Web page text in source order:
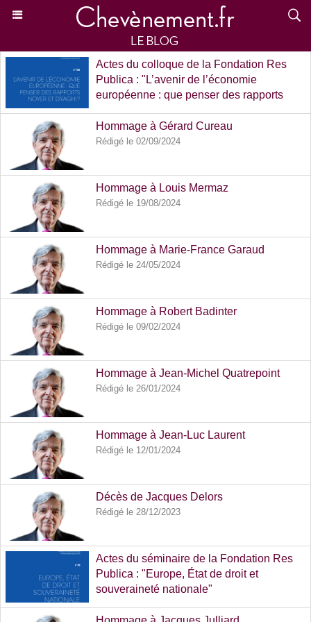
Actes du colloque de la Fondation Res
Publica : "L’avenir de l’économie
européenne : que penser des rapports
Rédigé le 02/04/2025
Hommage à Gérard Cureau
Rédigé le 02/09/2024
Hommage à Louis Mermaz
Rédigé le 19/08/2024
Hommage à Marie-France Garaud
Rédigé le 24/05/2024
Hommage à Robert Badinter
Rédigé le 09/02/2024
Hommage à Jean-Michel Quatrepoint
Rédigé le 26/01/2024
Hommage à Jean-Luc Laurent
Rédigé le 12/01/2024
Décès de Jacques Delors
Rédigé le 28/12/2023
Actes du séminaire de la Fondation Res
Publica : "Europe, État de droit et
souveraineté nationale"